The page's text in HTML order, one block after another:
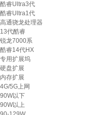
酷睿Ultra3代
酷睿Ultra1代
高通骁龙处理器
13代酷睿
锐龙7000系
酷睿14代HX
专用扩展坞
硬盘扩展
内存扩展
4G/5G上网
90W以下
90W以上